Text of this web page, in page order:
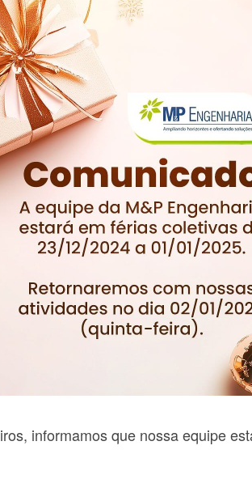
informamos que nossa equipe